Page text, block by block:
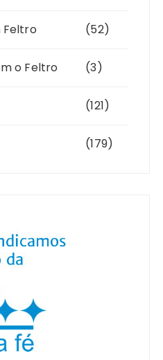
Feltro (52)
o Feltro (3)
(121)
(179)